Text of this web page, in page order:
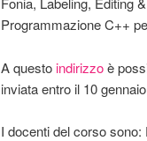
Programmazione C++
A questoindirizzoè
inviata entro il 10
I docenti del corso